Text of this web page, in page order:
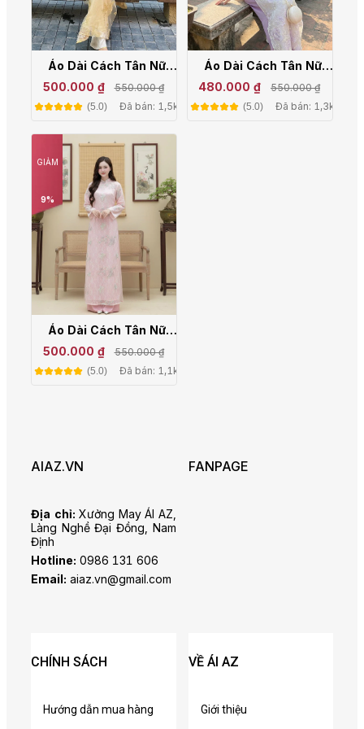
Áo Dài Cách Tân Nữ
Dáng Suông Voan Thêu
Đào Hạc LD25-01
500.000 ₫ 550.000 ₫
(5.0) Đã bán: 1,5k
Áo Dài Cách Tân Nữ
Dáng Suông Voan Thêu
Họa Tiết N25-03
480.000 ₫ 550.000 ₫
(5.0) Đã bán: 1,3k
GIẢM
9%
Áo Dài Cách Tân Nữ
Đáng Suông Voan Thêu
Mặc Tết CT26-01
500.000 ₫ 550.000 ₫
(5.0) Đã bán: 1,1k
AIAZ.VN
Địa chỉ: Xưởng May ÁI AZ,
Làng Nghề Đại Đồng, Nam
Định
Email: aiaz.vn@gmail.com
Hotline: 0986 131 606
FANPAGE
Giới thiệu
VỀ ÁI AZ
Hướng dẫn mua hàng
CHÍNH SÁCH